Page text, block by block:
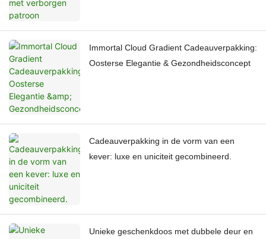
Immortal Cloud Gradient Cadeauverpakking:
Oosterse Elegantie & Gezondheidsconcept
Cadeauverpakking in de vorm van een
kever: luxe en uniciteit gecombineerd.
Unieke geschenkdoos met dubbele deur en